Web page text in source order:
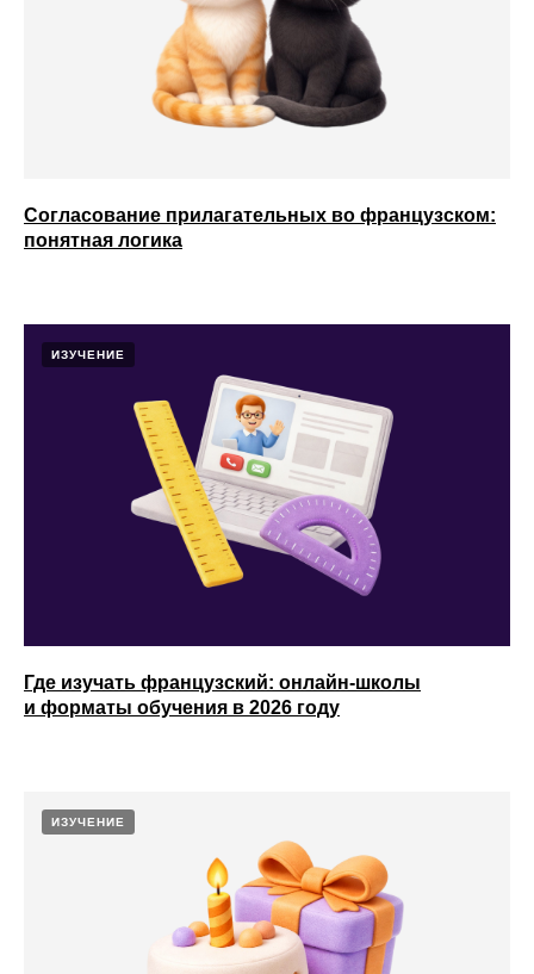
Согласование прилагательных во французском:
понятная логика
ИЗУЧЕНИЕ
Где изучать французский: онлайн-школы
и форматы обучения в 2026 году
ИЗУЧЕНИЕ